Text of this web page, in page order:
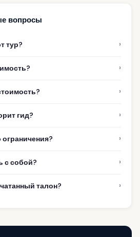
вопросы
тур? ›
›
›
гид? ›
›
с собой? ›
талон? ›